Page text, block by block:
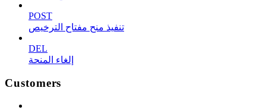
POST
تنفيذ منح مفتاح الترخيص
DEL
إلغاء المنحة
Customers